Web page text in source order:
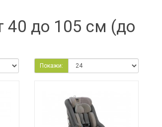
40 до 105 см (до
Покажи: